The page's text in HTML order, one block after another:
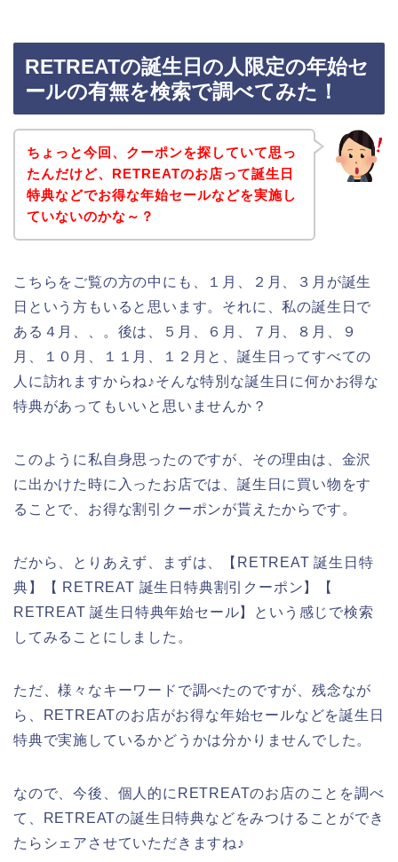
RETREATの誕生日の人限定の年始セ
ールの有無を検索で調べてみた！
ちょっと今回、クーポンを探していて思っ
たんだけど、RETREATのお店って誕生日
特典などでお得な年始セールなどを実施し
ていないのかな～？
こちらをご覧の方の中にも、１月、２月、３月が誕生
日という方もいると思います。それに、私の誕生日で
ある４月、、。後は、５月、６月、７月、８月、９
月、１０月、１１月、１２月と、誕生日ってすべての
人に訪れますからね♪そんな特別な誕生日に何かお得な
特典があってもいいと思いませんか？
このように私自身思ったのですが、その理由は、金沢
に出かけた時に入ったお店では、誕生日に買い物をす
ることで、お得な割引クーポンが貰えたからです。
だから、とりあえず、まずは、【RETREAT 誕生日特
典】【 RETREAT 誕生日特典割引クーポン】【
RETREAT 誕生日特典年始セール】という感じで検索
してみることにしました。
ただ、様々なキーワードで調べたのですが、残念なが
ら、RETREATのお店がお得な年始セールなどを誕生日
特典で実施しているかどうかは分かりませんでした。
なので、今後、個人的にRETREATのお店のことを調べ
て、RETREATの誕生日特典などをみつけることができ
たらシェアさせていただきますね♪